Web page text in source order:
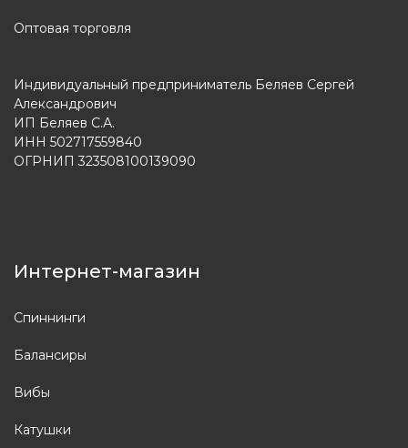
Оптовая торговля
Индивидуальный предприниматель Беляев Сергей
Александрович
ИП Беляев С.А.
ИНН 502717559840
ОГРНИП 323508100139090
Интернет-магазин
Спиннинги
Балансиры
Вибы
Катушки